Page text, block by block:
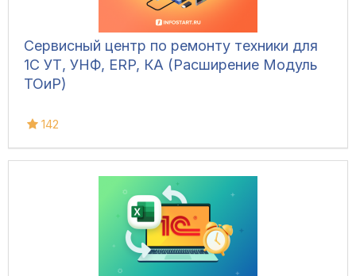
Сервисный центр по ремонту техники для
1С УТ, УНФ, ERP, КА (Расширение Модуль
ТОиР)
142